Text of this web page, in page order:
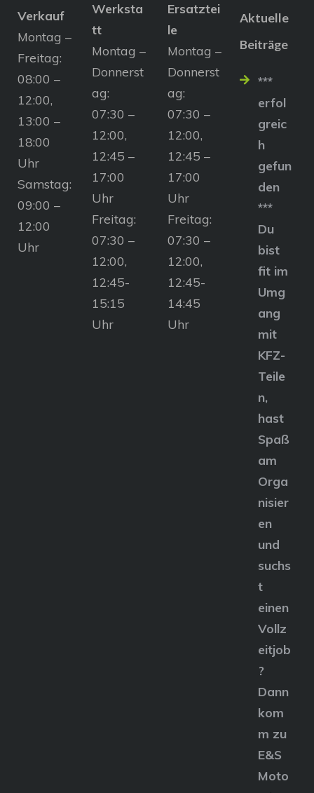
Verkauf
Montag –
Freitag:
08:00 –
12:00,
13:00 –
18:00
Uhr
Samstag:
09:00 –
12:00
Uhr
Werksta
tt
Montag –
Donnerst
ag:
07:30 –
12:00,
12:45 –
17:00
Uhr
Freitag:
07:30 –
12:00,
12:45-
15:15
Uhr
Ersatztei
le
Montag –
Donnerst
ag:
07:30 –
12:00,
12:45 –
17:00
Uhr
Freitag:
07:30 –
12:00,
12:45-
14:45
Uhr
Aktuelle
Beiträge
***
erfol
greic
h
gefun
den
***
Du
bist
fit im
Umg
ang
mit
KFZ-
Teile
n,
hast
Spaß
am
Orga
nisier
en
und
suchs
t
einen
Vollz
eitjob
?
Dann
kom
m zu
E&S
Moto